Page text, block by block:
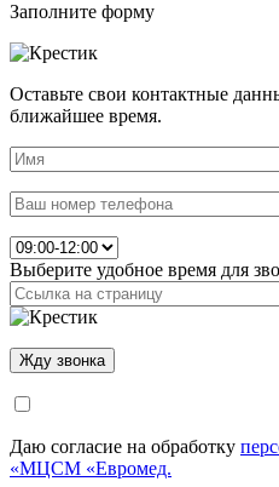
Заполните форму
Оставьте свои контактные
ближайшее время.
Выберите удобное время для
Даю согласие на обработку
«МЦСМ «Евромед.